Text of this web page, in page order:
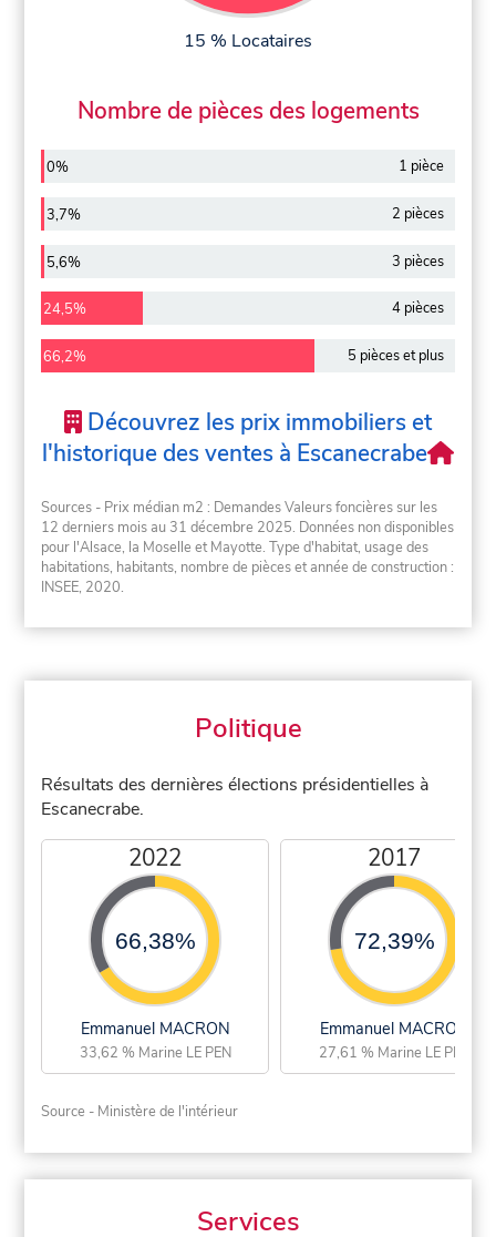
15 % Locataires
Nombre de pièces des logements
0% 1 pièce
3,7% 2 pièces
5,6% 3 pièces
24,5% 4 pièces
66,2% 5 pièces et plus
Découvrez les prix immobiliers et
l'historique des ventes à Escanecrabe
Sources - Prix médian m2 : Demandes Valeurs foncières sur les
12 derniers mois au 31 décembre 2025. Données non disponibles
pour l'Alsace, la Moselle et Mayotte. Type d'habitat, usage des
habitations, habitants, nombre de pièces et année de construction :
INSEE, 2020.
Politique
Résultats des dernières élections présidentielles à
Escanecrabe.
2022
66,38%
Emmanuel MACRON
33,62 % Marine LE PEN
2017
72,39%
Emmanuel MACRON
27,61 % Marine LE PEN
Source - Ministère de l'intérieur
Services